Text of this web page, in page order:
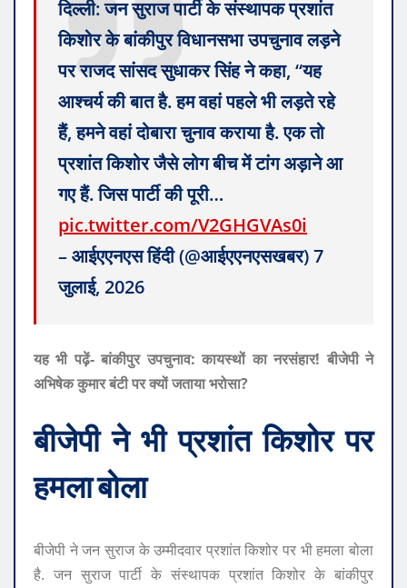
दिल्ली: जन सुराज पार्टी के संस्थापक प्रशांत
किशोर के बांकीपुर विधानसभा उपचुनाव लड़ने
पर राजद सांसद सुधाकर सिंह ने कहा, “यह
आश्चर्य की बात है. हम वहां पहले भी लड़ते रहे
हैं, हमने वहां दोबारा चुनाव कराया है. एक तो
प्रशांत किशोर जैसे लोग बीच में टांग अड़ाने आ
गए हैं. जिस पार्टी की पूरी…
pic.twitter.com/V2GHGVAs0i
– आईएएनएस हिंदी (@आईएएनएसखबर) 7
जुलाई, 2026
यह भी पढ़ें- बांकीपुर उपचुनाव: कायस्थों का नरसंहार! बीजेपी ने
अभिषेक कुमार बंटी पर क्यों जताया भरोसा?
बीजेपी ने भी प्रशांत किशोर पर
हमला बोला
बीजेपी ने जन सुराज के उम्मीदवार प्रशांत किशोर पर भी हमला बोला
है. जन सुराज पार्टी के संस्थापक प्रशांत किशोर के बांकीपुर